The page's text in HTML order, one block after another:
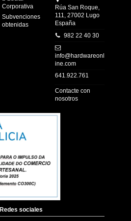
Corporativa
Subvenciones
obtenidas
Rúa San Roque,
111, 27002 Lugo
España
982 22 40 30
info@hardwareonl
ine.com
641.922.761
Contacte con
nosotros
Redes sociales